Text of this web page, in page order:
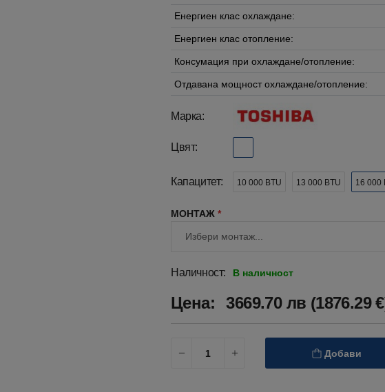
Енергиен клас охлаждане:
Енергиен клас отопление:
Консумация при охлаждане/отопление:
Отдавана мощност охлаждане/отопление:
Марка:
Цвят:
Капацитет: 10 000 BTU 13 000 BTU 16 000
МОНТАЖ *
Наличност: В наличност
Цена: 3669.70 лв (1876.29
Добави